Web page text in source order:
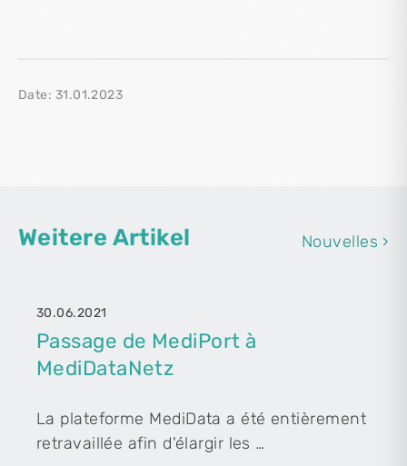
Date: 31.01.2023
Weitere Artikel Nouvelles ›
30.06.2021
Passage de MediPort à
MediDataNetz
La plateforme MediData a été entièrement
retravaillée afin d'élargir les …